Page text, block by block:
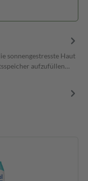
sonnengestresste Haut
aufzufüllen…